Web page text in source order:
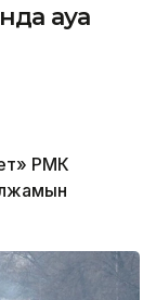
ауа
РМК